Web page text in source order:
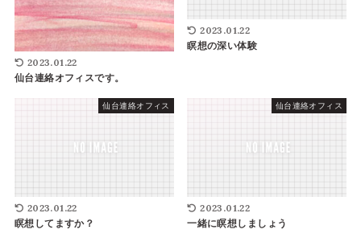
2023.01.22
仙台連絡オフィスです。
2023.01.22
瞑想の深い体験
仙台連絡オフィス
2023.01.22
瞑想してますか？
仙台連絡オフィス
2023.01.22
一緒に瞑想しましょう